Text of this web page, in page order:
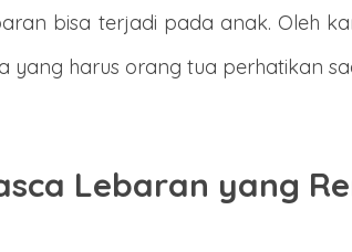
bisa terjadi pada anak. Oleh
yang harus orang tua perhatikan
Lebaran yang